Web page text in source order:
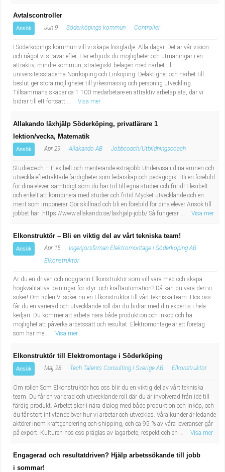
Avtalscontroller
Ansök Jun 9 Söderköpings kommun Controller
I Söderköpings kommun vill vi skapa livsglädje. Alla dagar. Det är vår vision
och något vi strävar efter. Här erbjuds du möjligheter och utmaningar i en
attraktiv, mindre kommun, strategiskt belägen med närhet till
universitetsstäderna Norrköping och Linköping. Delaktighet och närhet till
beslut ger stora möjligheter till yrkesmässig och personlig utveckling.
Tillsammans skapar ca 1 100 medarbetare en attraktiv arbetsplats, där vi
bidrar till ett fortsatt ...
Visa mer
Allakando läxhjälp Söderköping, privatlärare 1
lektion/vecka, Matematik
Ansök Apr 29 Allakando AB Jobbcoach/Utbildningscoach
Studiecoach – Flexibelt och meriterande extrajobb Undervisa i dina ämnen och
utveckla eftertraktade färdigheter som ledarskap och pedagogik. Bli en förebild
för dina elever, samtidigt som du har tid till egna studier och fritid! Flexibelt
och enkelt att kombinera med studier och fritid Mycket utvecklande och en
merit som imponerar Gör skillnad och bli en förebild för dina elever Ansök till
jobbet här: https://www.allakando.se/laxhjalp-jobb/ Så fungerar ...
Visa mer
Elkonstruktör – Bli en viktig del av vårt tekniska team!
Ansök Apr 15
Ingenjörsfirman Elektromontage i Söderköping AB
Elkonstruktör
Är du en driven och noggrann Elkonstruktör som vill vara med och skapa
högkvalitativa lösningar för styr- och kraftautomation? Då kan du vara den vi
söker! Om rollen Vi söker nu en Elkonstruktör till vårt tekniska team. Hos oss
får du en varierad och utvecklande roll där du bidrar med din expertis i hela
kedjan. Du kommer att arbeta nära både produktion och inköp och ha
möjlighet att påverka arbetssätt och resultat. Elektromontage är ett företag
som har me...
Visa mer
Elkonstruktör till Elektromontage i Söderköping
Ansök Maj 28 Tech Talents Consulting i Sverige AB Elkonstruktör
Om rollen Som Elkonstruktör hos oss blir du en viktig del av vårt tekniska
team. Du får en varierad och utvecklande roll där du är involverad från idé till
färdig produkt. Arbetet sker i nära dialog med både produktion och inköp, och
du får stort inflytande över hur vi arbetar och utvecklas. Våra kunder är ledande
aktörer inom kraftgenerering och shipping, och ca 95 % av våra leveranser går
på export. Kulturen hos oss präglas av lagarbete, respekt och en ...
Visa mer
Engagerad och resultatdriven? Hjälp arbetssökande till jobb
i sommar!